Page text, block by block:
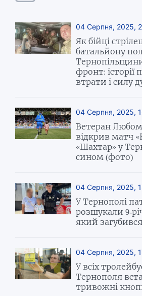
04 Серпня, 2025,
Як бійці
батальйону
фронт: історії
втрати і силу
04 Серпня, 2025,
Ветеран
відкрив матч
«Шахтар» у
сином (фото)
04 Серпня, 2025,
У Тернополі
розшукали 9-
який
04 Серпня, 2025,
У всіх
Тернополя
тривожні